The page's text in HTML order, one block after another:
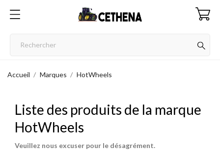
Accueil Marques HotWheels
Liste des produits de la marque
HotWheels
Veuillez nous excuser pour le désagrément.